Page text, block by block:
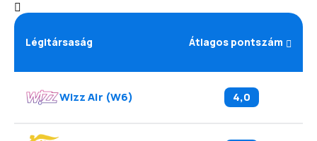
Légitársaság Átlagos pontszám
Wizz Air (W6) 4,0